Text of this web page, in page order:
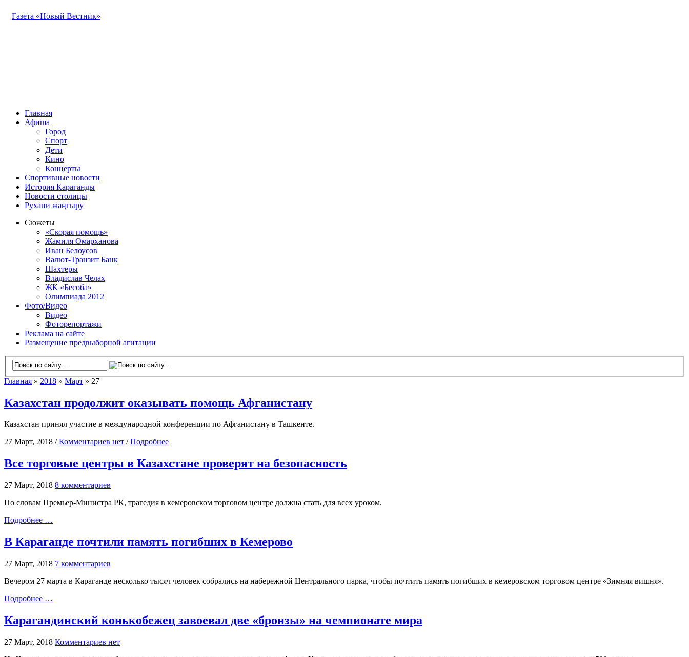
Газета «Новый Вестник»
Главная
Афиша
Город
Спорт
Дети
Кино
Концерты
Спортивные новости
История Караганды
Новости столицы
Рухани жаңғыру
Сюжеты
«Скорая помощь»
Жамиля Омарханова
Иван Белоусов
Валют-Транзит Банк
Шахтеры
Владислав Челах
ЖК «Бесоба»
Олимпиада 2012
Фото/Видео
Видео
Фоторепортажи
Реклама на сайте
Размещение предвыборной агитации
Главная » 2018 » Март » 27
Казахстан продолжит оказывать помощь Афганистану
Казахстан принял участие в международной конференции по Афганистану в Ташкенте.
27 Март, 2018 /Комментариев нет /Подробнее
Все торговые центры в Казахстане проверят на безопасность
27 Март, 2018 8 комментариев
По словам Премьер-Министра РК, трагедия в кемеровском торговом центре должна стать для всех уроком.
Подробнее …
В Караганде почтили память погибших в Кемерово
27 Март, 2018 7 комментариев
Вечером 27 марта в Караганде несколько тысяч человек собрались на набережной Центрального парка, чтобы почтить память погибших в кемеровском торговом центре «Зимняя вишня».
Подробнее …
Карагандинский конькобежец завоевал две «бронзы» на чемпионате мира
27 Март, 2018 Комментариев нет